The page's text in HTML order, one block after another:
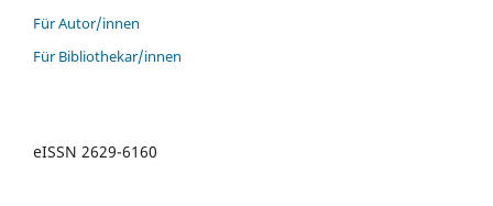
Für Autor/innen
Für Bibliothekar/innen
eISSN 2629-6160